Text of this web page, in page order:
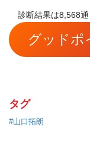
診断結果は8,568通
グッドポ
タグ
#山口拓朗